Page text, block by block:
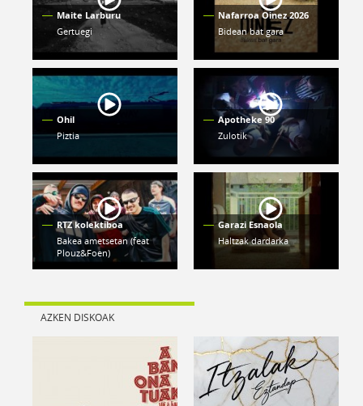
Maite Larburu
Gertuegi
Nafarroa Oinez 2026
Bidean bat gara
Ohil
Piztia
Apotheke 90
Zulotik
RTZ kolektiboa
Bakea ametsetan (feat
Plouz&Foen)
Garazi Esnaola
Haltzak dardarka
AZKEN DISKOAK